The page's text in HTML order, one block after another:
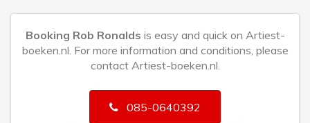
klasse te zijn. Daarnaast is Rob’s podiumhumor
ongeëvenaard!
Booking Rob Ronalds is easy and quick on Artiest-
boeken.nl. For more information and conditions, please
contact Artiest-boeken.nl.
085-0640392